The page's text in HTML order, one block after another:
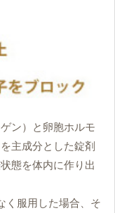
ン）と卵胞ホルモ
主成分とした錠剤
態を体内に作り出
く服用した場合、そ